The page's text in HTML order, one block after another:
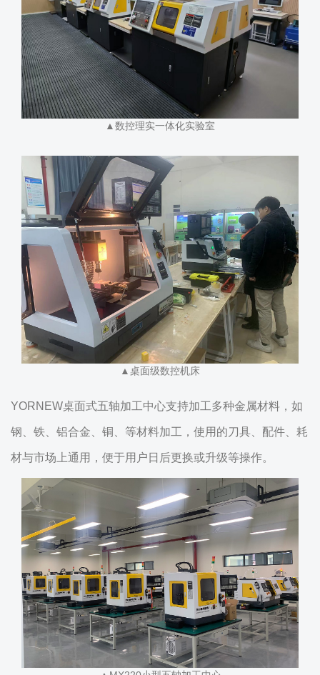
▲数控理实一体化实验室
▲桌面级数控机床
YORNEW桌面式五轴加工中心支持加工多种金属材料，如
钢、铁、铝合金、铜、等材料加工，使用的刀具、配件、耗
材与市场上通用，便于用户日后更换或升级等操作。